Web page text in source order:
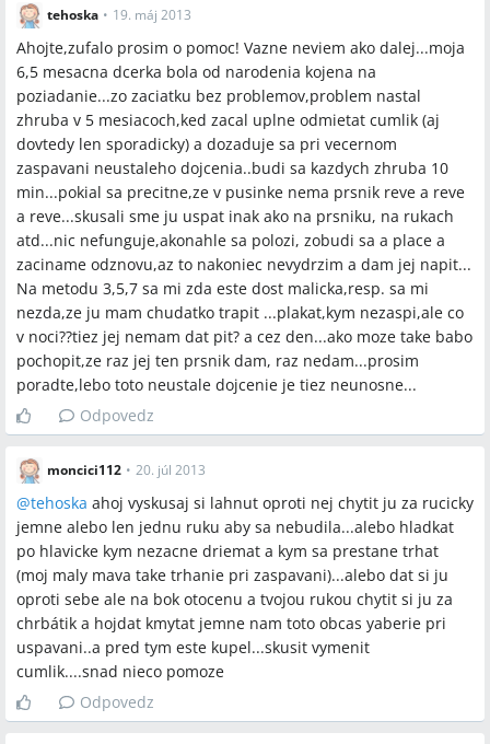
tehoska • 19. máj 2013
Ahojte,zufalo prosim o pomoc! Vazne neviem ako dalej...moja
6,5 mesacna dcerka bola od narodenia kojena na
poziadanie...zo zaciatku bez problemov,problem nastal
zhruba v 5 mesiacoch,ked zacal uplne odmietat cumlik (aj
dovtedy len sporadicky) a dozaduje sa pri vecernom
zaspavani neustaleho dojcenia..budi sa kazdych zhruba 10
min...pokial sa precitne,ze v pusinke nema prsnik reve a reve
a reve...skusali sme ju uspat inak ako na prsniku, na rukach
atd...nic nefunguje,akonahle sa polozi, zobudi sa a place a
zaciname odznovu,az to nakoniec nevydrzim a dam jej napit...
Na metodu 3,5,7 sa mi zda este dost malicka,resp. sa mi
nezda,ze ju mam chudatko trapit ...plakat,kym nezaspi,ale co
v noci??tiez jej nemam dat pit? a cez den...ako moze take babo
pochopit,ze raz jej ten prsnik dam, raz nedam...prosim
poradte,lebo toto neustale dojcenie je tiez neunosne...
Odpovedz
moncici112 • 20. júl 2013
@tehoska ahoj vyskusaj si lahnut oproti nej chytit ju za rucicky
jemne alebo len jednu ruku aby sa nebudila...alebo hladkat
po hlavicke kym nezacne driemat a kym sa prestane trhat
(moj maly mava take trhanie pri zaspavani)...alebo dat si ju
oproti sebe ale na bok otocenu a tvojou rukou chytit si ju za
chrbátik a hojdat kmytat jemne nam toto obcas yaberie pri
uspavani..a pred tym este kupel...skusit vymenit
cumlik....snad nieco pomoze
Odpovedz